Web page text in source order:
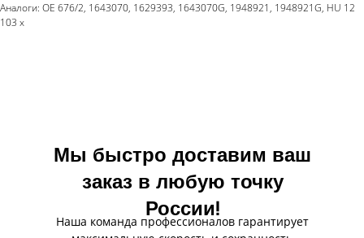
Аналоги: OE 676/2, 1643070, 1629393, 1643070G, 1948921, 1948921G, HU 12
103 x
Мы быстро доставим ваш
заказ в любую точку
России!
Наша команда профессионалов гарантирует